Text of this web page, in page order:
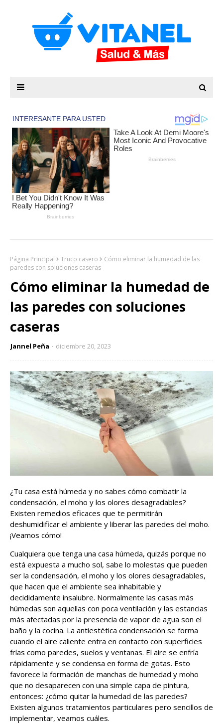
Página Principal Truco casero
Cómo eliminar la humedad de las
paredes con soluciones caseras
Cómo eliminar la humedad de
las paredes con soluciones
caseras
Jannel Peña diciembre 20, 2023
¿Tu casa está húmeda y no sabes cómo combatir la
condensación, el moho y los olores desagradables?
Existen remedios eficaces que te permitirán
deshumidificar el ambiente y liberar las paredes del moho.
¡Veamos cómo!
Cualquiera que tenga una casa húmeda, quizás porque no
está expuesta a mucho sol, sabe lo molestas que pueden
ser la condensación, el moho y los olores desagradables,
que hacen que el ambiente sea inhabitable y
decididamente insalubre. Normalmente las casas más
húmedas son aquellas con poca ventilación y las estancias
más afectadas por la presencia de vapor de agua son el
baño y la cocina. La antiestética condensación se forma
cuando el aire caliente entra en contacto con superficies
frías como paredes, suelos y ventanas. El aire se enfría
rápidamente y se condensa en forma de gotas. Esto
favorece la formación de manchas de humedad y moho
que no desaparecen con una simple capa de pintura,
entonces: ¿cómo quitar la humedad de las paredes?
Existen algunos tratamientos particulares pero sencillos de
implementar, veamos cuáles.